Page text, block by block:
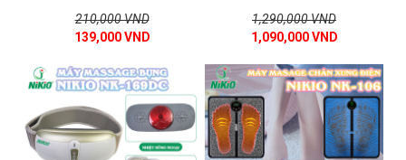
từ tính massage gót chân
210,000 VND
139,000 VND
1,290,000 VND
1,090,000 VND